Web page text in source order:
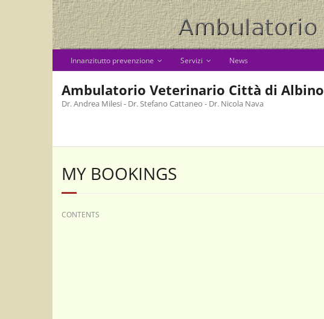
Skip
to
content
Innanzitutto prevenzione Servizi News
Ambulatorio Veterinario Città di Albino
Dr. Andrea Milesi - Dr. Stefano Cattaneo - Dr. Nicola Nava
MY BOOKINGS
CONTENTS